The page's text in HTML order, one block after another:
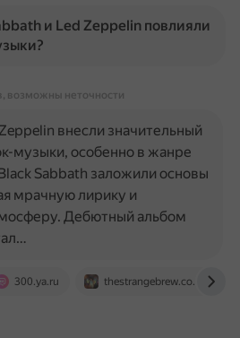
и Led Zeppelin повлияли
возможны неточности
300.ya.ru thestrangebrew.co.uk
внесли значительный
музыки, особенно в жанре
Sabbath заложили основы
мрачную лирику и
Дебютный альбом